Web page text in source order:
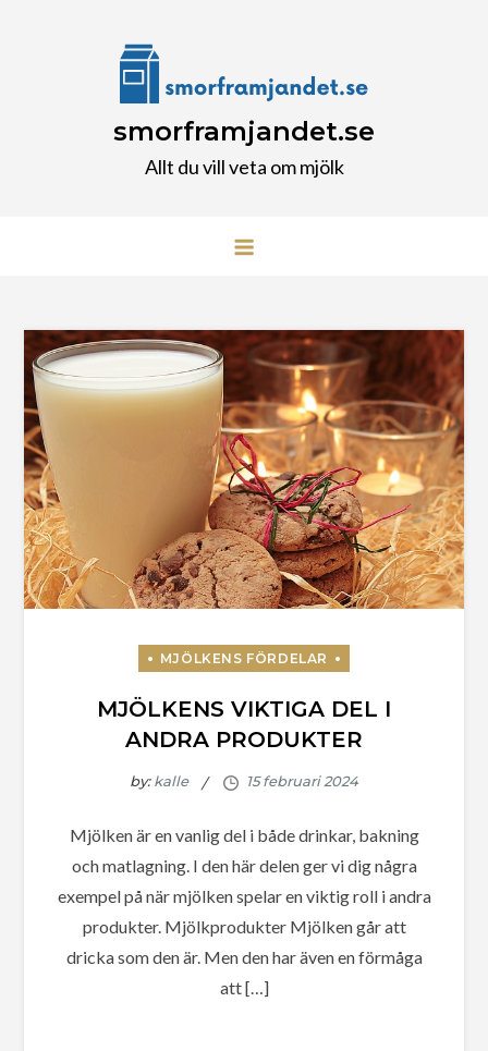
smorframjandet.se
Allt du vill veta om mjölk
MJÖLKENS VIKTIGA DEL I
ANDRA PRODUKTER
by:kalle
Mjölken är en vanlig del i både drinkar, bakning
och matlagning. I den här delen ger vi dig några
exempel på när mjölken spelar en viktig roll i andra
produkter. Mjölkprodukter Mjölken går att
dricka som den är. Men den har även en förmåga
att […]